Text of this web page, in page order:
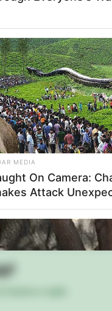
identificar os
roubado, um
data,
no crime.
MEDIA
On Camera:
Attack